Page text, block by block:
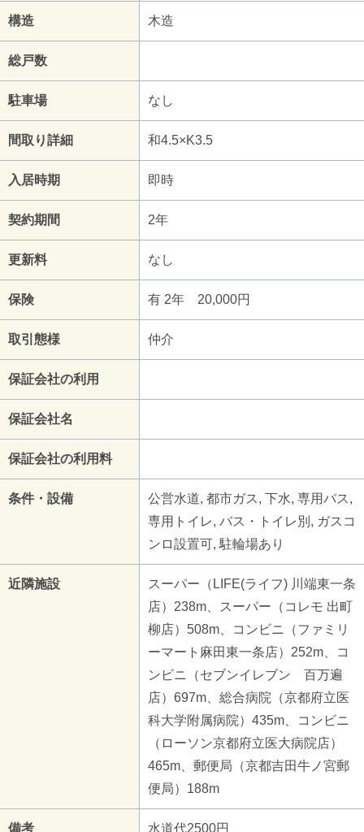
構造 木造
総戸数
駐車場 なし
間取り詳細 和4.5×K3.5
入居時期 即時
契約期間 2年
更新料 なし
保険 有 2年 20,000円
取引態様 仲介
保証会社の利用
保証会社名
保証会社の利用料
条件・設備
公営水道, 都市ガス, 下水, 専用バス,
専用トイレ, バス・トイレ別, ガスコ
ンロ設置可, 駐輪場あり
近隣施設
スーパー（LIFE(ライフ) 川端東一条
店）238m、スーパー（コレモ 出町
柳店）508m、コンビニ（ファミリ
ーマート麻田東一条店）252m、コ
ンビニ（セブンイレブン 百万遍
店）697m、総合病院（京都府立医
科大学附属病院）435m、コンビニ
（ローソン京都府立医大病院店）
465m、郵便局（京都吉田牛ノ宮郵
便局）188m
備考 水道代2500円